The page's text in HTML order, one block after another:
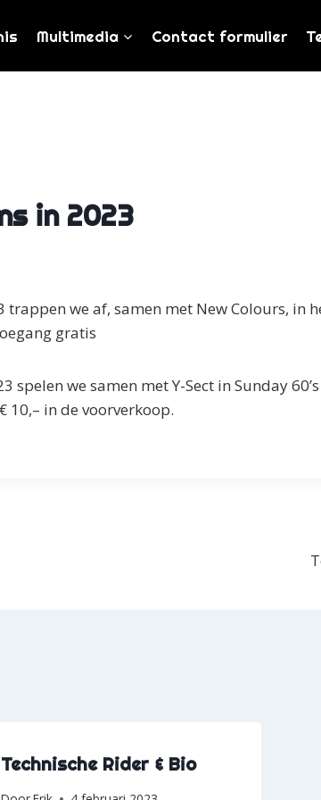
Multimedia Contact formulier
in 2023
we af, samen met New Colours, in
gratis
spelen we samen met Y-Sect in Sunday
10,– in de voorverkoop.
Technische Rider & Bio